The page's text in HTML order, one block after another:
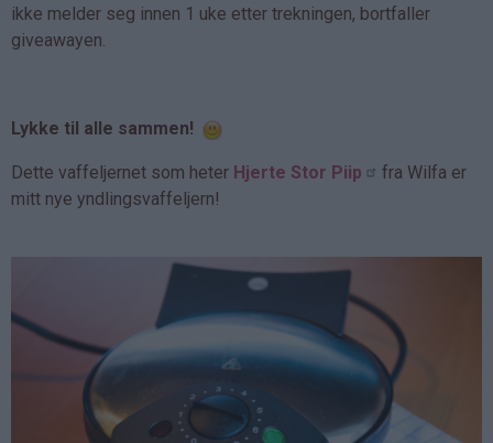
ikke melder seg innen 1 uke etter trekningen, bortfaller
giveawayen.
Lykke til alle sammen!
Dette vaffeljernet som heter Hjerte Stor Piip
fra Wilfa er
mitt nye yndlingsvaffeljern!